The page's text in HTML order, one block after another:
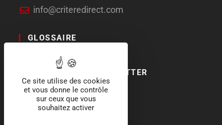
info@criteredirect.com
GLOSSAIRE
LE BLOG
ABONNEMENT NEWSLETTER
SOCIAL MEDIA
Ce site utilise des cookies
et vous donne le contrôle
sur ceux que vous
souhaitez activer